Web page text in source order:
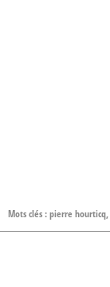
Mots clés :pierre hourticq,